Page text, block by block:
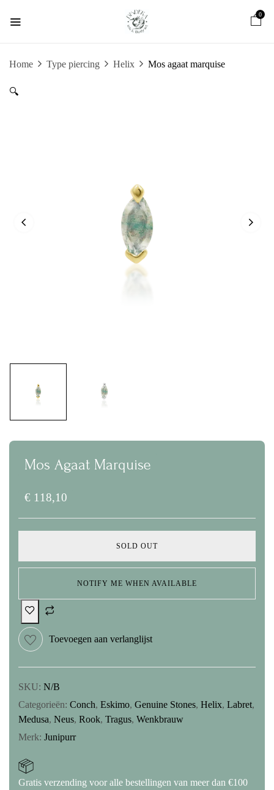
0
Home Type piercing Helix Mos agaat marquise
🔍
Mos Agaat Marquise
€ 118,10
SOLD OUT
NOTIFY ME WHEN AVAILABLE
Toevoegen aan verlanglijst
SKU: N/B
Categorieën: Conch, Eskimo, Genuine Stones, Helix, Labret,
Medusa, Neus, Rook, Tragus, Wenkbrauw
Merk: Junipurr
Gratis verzending voor alle bestellingen van meer dan €100